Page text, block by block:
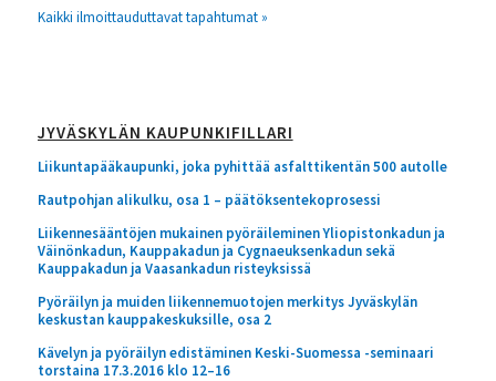
Kaikki ilmoittauduttavat tapahtumat »
JYVÄSKYLÄN KAUPUNKIFILLARI
Liikuntapääkaupunki, joka pyhittää asfalttikentän 500 autolle
Rautpohjan alikulku, osa 1 – päätöksentekoprosessi
Liikennesääntöjen mukainen pyöräileminen Yliopistonkadun ja
Väinönkadun, Kauppakadun ja Cygnaeuksenkadun sekä
Kauppakadun ja Vaasankadun risteyksissä
Pyöräilyn ja muiden liikennemuotojen merkitys Jyväskylän
keskustan kauppakeskuksille, osa 2
Kävelyn ja pyöräilyn edistäminen Keski-Suomessa -seminaari
torstaina 17.3.2016 klo 12–16